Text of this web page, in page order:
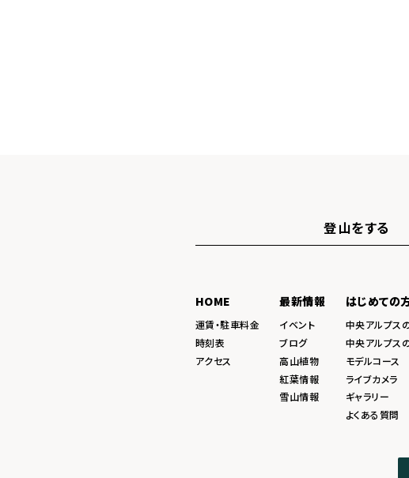
登山をする
HOME
運賃・駐車料金
時刻表
アクセス
最新情報
イベント
ブログ
高山植物
紅葉情報
雪山情報
はじめての
中央アルプス
中央アルプス
モデルコース
ライブカメラ
ギャラリー
よくある質問